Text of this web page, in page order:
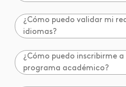
¿Cómo puedo validar mi
idiomas?
¿Cómo puedo inscribirme a
programa académico?